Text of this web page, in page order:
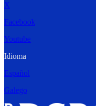
X
Facebook
Youtube
Idioma
Español
Galego